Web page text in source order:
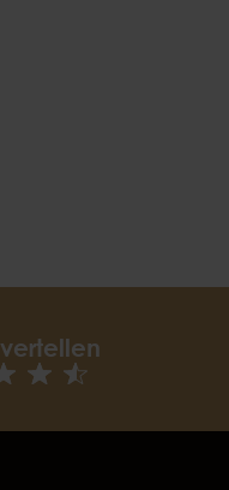
vertellen